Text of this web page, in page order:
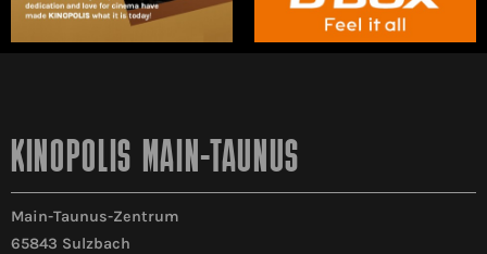
KINOPOLIS MAIN-TAUNUS
Main-Taunus-Zentrum
65843 Sulzbach